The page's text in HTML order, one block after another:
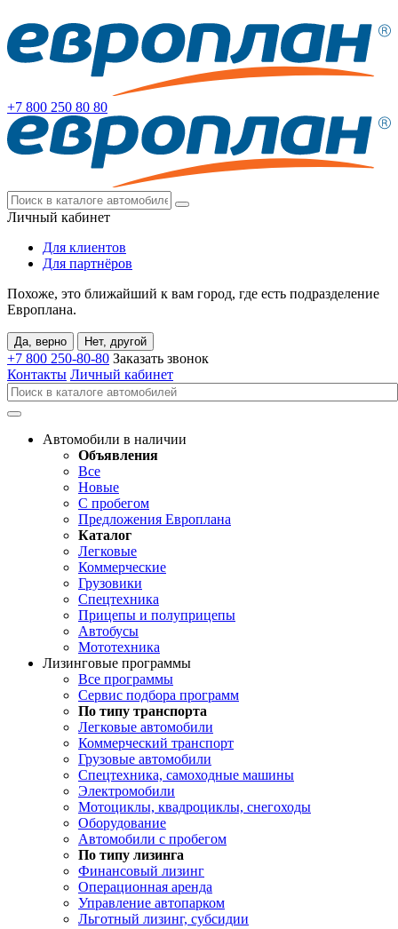
+7 800 250 80 80
Личный кабинет
Для клиентов
Для партнёров
Похоже, это ближайший к вам город, где есть подразделение
Европлана.
Да, верно Нет, другой
+7 800 250-80-80 Заказать звонок
Контакты Личный кабинет
Автомобили в наличии
Объявления
Все
Новые
С пробегом
Предложения Европлана
Каталог
Легковые
Коммерческие
Грузовики
Спецтехника
Прицепы и полуприцепы
Автобусы
Мототехника
Лизинговые программы
Все программы
Сервис подбора программ
По типу транспорта
Легковые автомобили
Коммерческий транспорт
Грузовые автомобили
Спецтехника, самоходные машины
Электромобили
Мотоциклы, квадроциклы, снегоходы
Оборудование
Автомобили с пробегом
По типу лизинга
Финансовый лизинг
Операционная аренда
Управление автопарком
Льготный лизинг, субсидии